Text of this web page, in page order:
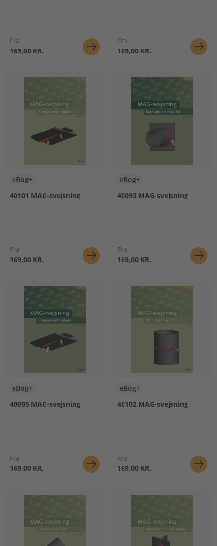
Fra
169,00 KR.
Fra
169,00 KR.
eBog+
40101 MAG-svejsning
Fra
169,00 KR.
eBog+
40093 MAG-svejsning
Fra
169,00 KR.
eBog+
40095 MAG-svejsning
Fra
169,00 KR.
eBog+
40102 MAG-svejsning
Fra
169,00 KR.